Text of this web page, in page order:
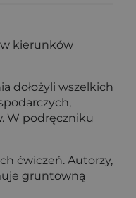
kierunków
dołożyli wszelkich
W podręczniku
ćwiczeń. Autorzy,
gruntowną